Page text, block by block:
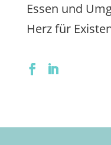
Essen und
Herz für